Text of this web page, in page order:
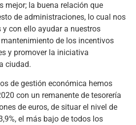
mejor; la buena relación que
de administraciones, lo cual nos
con ello ayudar a nuestros
de los incentivos
y promover la iniciativa
ciudad.
de gestión económica hemos
con un remanente de tesorería
de euros, de situar el nivel de
el más bajo de todos los